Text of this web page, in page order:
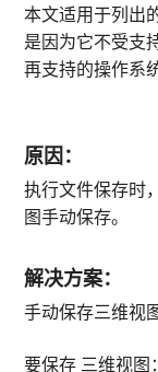
本文适用于列出
是因为它不受支
再支持的操作系
原因：
执行文件保存时
图手动保存。
解决方案：
手动保存三维视
要保存 三维视图：